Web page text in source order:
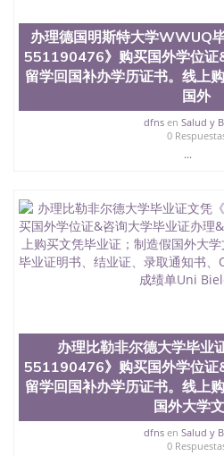
办理德国明斯特大学WWUQ
551190476》购买国外学位证
留学回国补办学历证书。线上
国外
dfnsen Salud y
0
...
办理比勒非尔德大学毕业
551190476》购买国外学位证
留学回国补办学历证书。线上
国外大学
dfnsen Salud y
0